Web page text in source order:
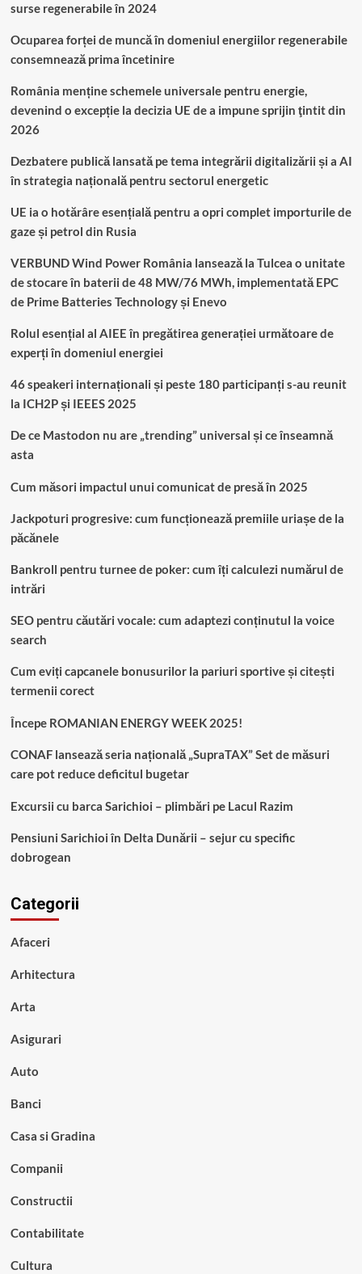
surse regenerabile în 2024
Ocuparea forței de muncă în domeniul energiilor regenerabile
consemnează prima încetinire
România menține schemele universale pentru energie,
devenind o excepție la decizia UE de a impune sprijin ţintit din
2026
Dezbatere publică lansată pe tema integrării digitalizării și a AI
în strategia națională pentru sectorul energetic
UE ia o hotărâre esențială pentru a opri complet importurile de
gaze și petrol din Rusia
VERBUND Wind Power România lansează la Tulcea o unitate
de stocare în baterii de 48 MW/76 MWh, implementată EPC
de Prime Batteries Technology și Enevo
Rolul esențial al AIEE în pregătirea generației următoare de
experți în domeniul energiei
46 speakeri internaționali și peste 180 participanți s-au reunit
la ICH2P și IEEES 2025
De ce Mastodon nu are „trending” universal și ce înseamnă
asta
Cum măsori impactul unui comunicat de presă în 2025
Jackpoturi progresive: cum funcționează premiile uriașe de la
păcănele
Bankroll pentru turnee de poker: cum îți calculezi numărul de
intrări
SEO pentru căutări vocale: cum adaptezi conținutul la voice
search
Cum eviți capcanele bonusurilor la pariuri sportive și citești
termenii corect
Începe ROMANIAN ENERGY WEEK 2025!
CONAF lansează seria națională „SupraTAX” Set de măsuri
care pot reduce deficitul bugetar
Excursii cu barca Sarichioi – plimbări pe Lacul Razim
Pensiuni Sarichioi în Delta Dunării – sejur cu specific
dobrogean
Categorii
Afaceri
Arhitectura
Arta
Asigurari
Auto
Banci
Casa si Gradina
Companii
Constructii
Contabilitate
Cultura